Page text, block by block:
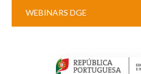
WEBINARS DGE